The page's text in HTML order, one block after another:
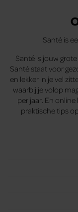
Santé is
Santé is jouw
Santé staat voor
en lekker in je vel
waarbij je volop
per jaar. En
praktische tips